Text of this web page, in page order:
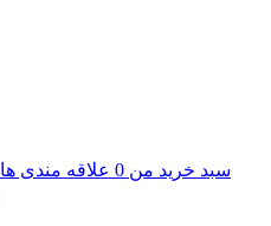
سبد خرید من 0 علاقه مندی ها